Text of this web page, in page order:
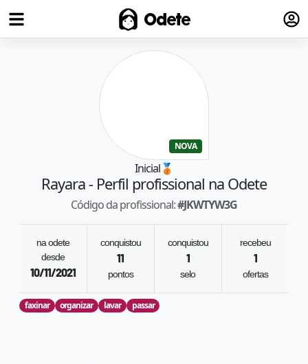
Odete
NOVA
Inicial🥉
Rayara- Perfil profissional na Odete
Código da profissional:#JKWTYW3G
na odete
desde
10/11/2021
conquistou
11
pontos
conquistou
1
selo
recebeu
1
ofertas
faxinar organizar lavar passar